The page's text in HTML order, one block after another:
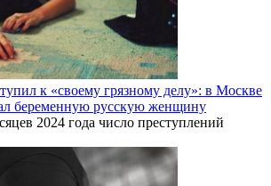
к «своему грязному делу»: в Москве
беременную русскую женщину
2024 года число преступлений